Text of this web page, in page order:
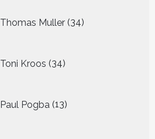
Thomas Muller 34
producten
Toni Kroos 34
producten
Paul Pogba 13
producten